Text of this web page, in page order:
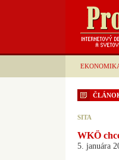
SITA
WKÖ
5. januára